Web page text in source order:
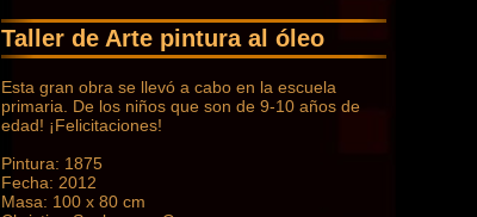
Taller de Arte pintura al óleo
Esta gran obra se llevó a cabo en la escuela
primaria. De los niños que son de 9-10 años de
edad! ¡Felicitaciones!
Pintura: 1875
Fecha: 2012
Masa: 100 x 80 cm